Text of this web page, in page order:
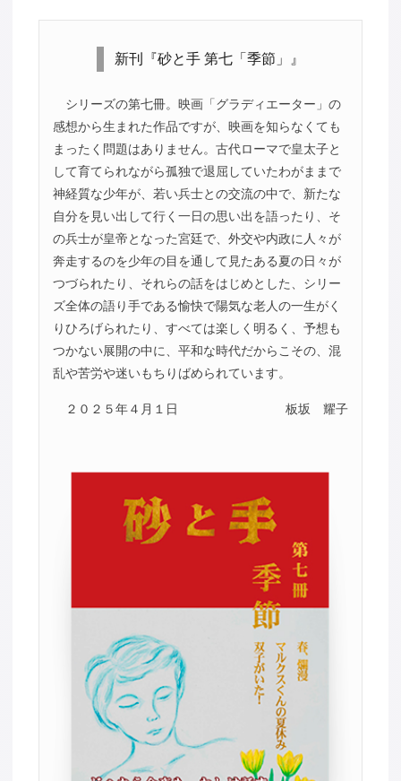
新刊『砂と手 第七「季節」』
シリーズの第七冊。映画「グラディエーター」の
感想から生まれた作品ですが、映画を知らなくても
まったく問題はありません。古代ローマで皇太子と
して育てられながら孤独で退屈していたわがままで
神経質な少年が、若い兵士との交流の中で、新たな
自分を見い出して行く一日の思い出を語ったり、そ
の兵士が皇帝となった宮廷で、外交や内政に人々が
奔走するのを少年の目を通して見たある夏の日々が
つづられたり、それらの話をはじめとした、シリー
ズ全体の語り手である愉快で陽気な老人の一生がく
りひろげられたり、すべては楽しく明るく、予想も
つかない展開の中に、平和な時代だからこその、混
乱や苦労や迷いもちりばめられています。
２０２５年４月１日 板坂 耀子